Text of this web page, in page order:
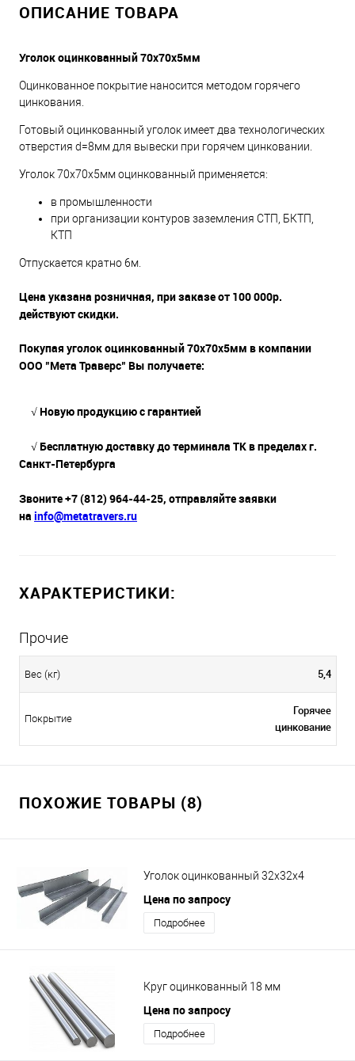
ОПИСАНИЕ ТОВАРА
Уголок оцинкованный 70х70х5мм
Оцинкованное покрытие наносится методом горячего
цинкования.
Готовый оцинкованный уголок имеет два технологических
отверстия d=8мм для вывески при горячем цинковании.
Уголок 70х70х5мм оцинкованный применяется:
в промышленности
при организации контуров заземления СТП, БКТП,
КТП
Отпускается кратно 6м.
Цена указана розничная, при заказе от 100 000р.
действуют скидки.
Покупая уголок оцинкованный 70х70х5мм в компании
ООО "Мета Траверс" Вы получаете:
√ Новую продукцию с гарантией
√ Бесплатную доставку до терминала ТК в пределах г.
Санкт-Петербурга
Звоните +7 (812) 964-44-25, отправляйте заявки
на info@metatravers.ru
ХАРАКТЕРИСТИКИ:
Прочие
Вес (кг) 5,4
Покрытие
Горячее
цинкование
ПОХОЖИЕ ТОВАРЫ (8)
Уголок оцинкованный 32х32х4
Цена по запросу
Подробнее
Круг оцинкованный 18 мм
Цена по запросу
Подробнее